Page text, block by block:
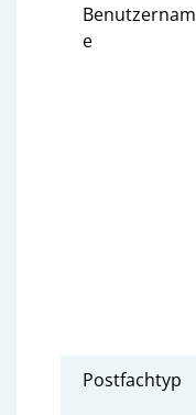
Benutzernam
e
Postfachtyp